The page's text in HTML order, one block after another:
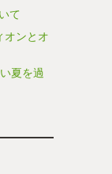
て
オンとオ
夏を過